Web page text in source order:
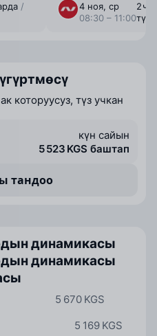
/
4 ноя, ср
08:30 – 11:00
2 ⁠ч
түз
которуусуз, түз учкан
күн сайын
5 523 KGS баштап
тандоо
динамикасы
динамикасы
5 670 KGS
5 169 KGS